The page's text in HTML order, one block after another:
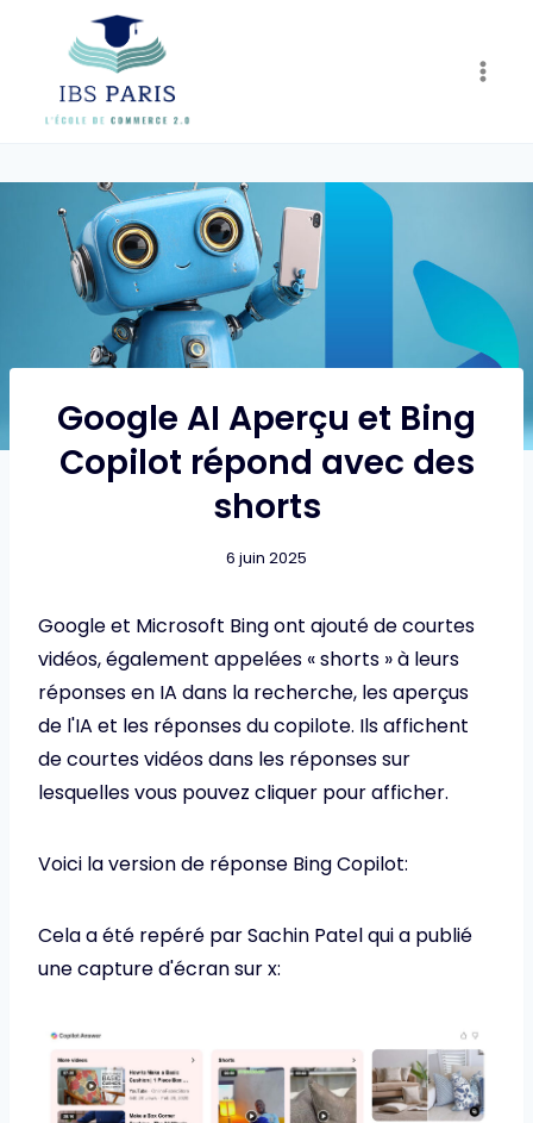
content
Google AI Aperçu et Bing
Copilot répond avec des
shorts
6 juin 2025
Google et Microsoft Bing ont ajouté de courtes
vidéos, également appelées « shorts » à leurs
réponses en IA dans la recherche, les aperçus
de l'IA et les réponses du copilote. Ils affichent
de courtes vidéos dans les réponses sur
lesquelles vous pouvez cliquer pour afficher.
Voici la version de réponse Bing Copilot:
Cela a été repéré par Sachin Patel qui a publié
une capture d'écran sur x: